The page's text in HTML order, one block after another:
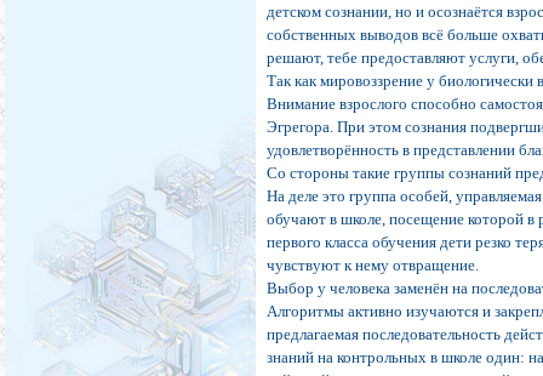
детском сознании, но и осознаётся
собственных выводов всё больше
решают, тебе предоставляют услуги,
Так как мировоззрение у
Внимание взрослого способно
Эгрегора. При этом сознания
удовлетворённость в представлении
Со стороны такие группы сознаний
На деле это группа особей,
обучают в школе, посещение которой в
первого класса обучения дети резко
чувствуют к нему отвращение.
Выбор у человека заменён на
Алгоритмы активно изучаются и
предлагаемая последовательность
знаний на контрольных в школе один: